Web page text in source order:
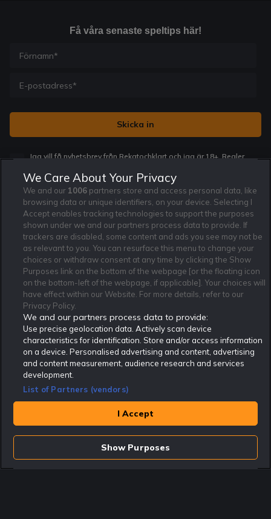
Få våra senaste speltips här!
Jag vill få nyhetsbrev från Rekatochklart och jag är 18+. Regler
Rekatochklart.com är Sveriges ledande betting-community. 2017 nominerades
Rekatochklart som en av världens bästa spelinformations-sajter på spelbranschens egen
Oscarsgala EGR Awards.
Rekatochklart är oberoende och ej knutet till något specifikt spelbolag. Här hittar du
speltips, unika insättningsbonusar och erbjudanden från de största och mest seriösa
spelbolagen. En spelbok, spelskola, information om skador och avstängningar samt vårt
populära klotterplank.
Har du några frågor är du välkommen attkontakta oss
Copyright © Rekatochklart.com 2008-2026 - Alla rättigheter reserverade.
Spela ansvarsfullt. Åldersgränsen för spel är 18+ Har ditt spelande blivit ett
problem? Kontakta stödlinjen på 020-81 91 00. Odds kan ändras. Alla odds var
korrekta vid den tidpunkt de publicerades. Spel utan konto innebär att man
använder e-legitimation för registrering. Delar av innehållet på sajten är
kommersiellt innehåll.
Affiliate Modell
Kontakta oss
Redaktionen
Ansvarsfullt Spelande
Nyhetsarkiv
Tipsarkiv
Cookie Policy
Användarvilkor
Integritetspolicy
Sportkalender
We Care About Your Privacy
We and our 1006 partners store and access personal data, like
browsing data or unique identifiers, on your device. Selecting I
Accept enables tracking technologies to support the purposes
shown under we and our partners process data to provide. If
trackers are disabled, some content and ads you see may not be
as relevant to you. You can resurface this menu to change your
choices or withdraw consent at any time by clicking the Show
Purposes link on the bottom of the webpage [or the floating icon
on the bottom-left of the webpage, if applicable]. Your choices will
have effect within our Website. For more details, refer to our
Privacy Policy.
We and our partners process data to provide:
Use precise geolocation data. Actively scan device
characteristics for identification. Store and/or access information
on a device. Personalised advertising and content, advertising
and content measurement, audience research and services
development.
List of Partners (vendors)
I Accept
Show Purposes